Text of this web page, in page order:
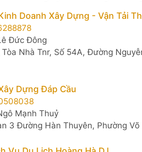
Doanh Xây Dựng - Vận Tải
Đức Đông
Nhà Tnr, Số 54A, Đường
Dựng Đáp Cầu
Mạnh Thuỷ
3 Đường Hàn Thuyên, Phường